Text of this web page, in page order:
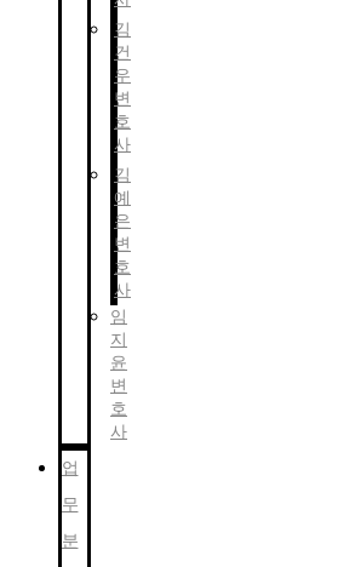
김
건
우
변
호
사
김
예
은
변
호
사
임
지
윤
변
호
사
업
무
분